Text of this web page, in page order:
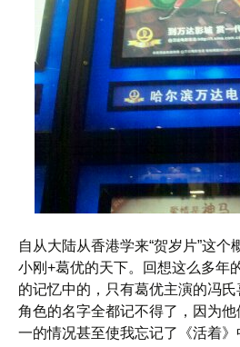
自从大陆从香港学来“贺岁片”这
小刚+葛优的天下。回想这么多年
的记忆中的，只有葛优主演的冯
角色的名字全都记不得了，因为
一的情况甚至使我忘记了《活着